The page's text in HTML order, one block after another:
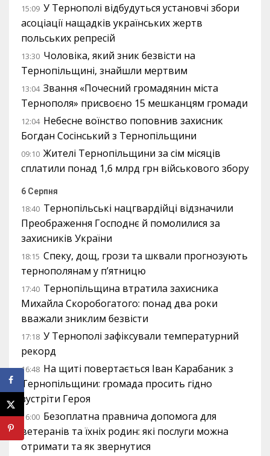
15:09 У Тернополі відбудуться установчі збори
асоціації нащадків українських жертв
польських репресій
13:30 Чоловіка, який зник безвісти на
Тернопільщині, знайшли мертвим
13:04 Звання «Почесний громадянин міста
Тернополя» присвоєно 15 мешканцям громади
12:04 Небесне воїнство поповнив захисник
Богдан Сосінський з Тернопільщини
09:10 Жителі Тернопільщини за сім місяців
сплатили понад 1,6 млрд грн військового збору
6 Серпня
18:40 Тернопільські нацгвардійці відзначили
Преображення Господнє й помолилися за
захисників України
18:15 Спеку, дощ, грози та шквали прогнозують
тернополянам у п’ятницю
17:40 Тернопільщина втратила захисника
Михайла Скоробогатого: понад два роки
вважали зниклим безвісти
17:18 У Тернополі зафіксували температурний
рекорд
16:48 На щиті повертається Іван Карабаник з
Тернопільщини: громада просить гідно
зустріти Героя
16:00 Безоплатна правнича допомога для
ветеранів та їхніх родин: які послуги можна
отримати та як звернутися